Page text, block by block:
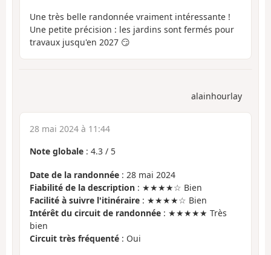
Une très belle randonnée vraiment intéressante !
Une petite précision : les jardins sont fermés pour
travaux jusqu'en 2027 😏
alainhourlay
28 mai 2024 à 11:44
Note globale : 4.3 / 5
Date de la randonnée : 28 mai 2024
Fiabilité de la description : ★★★★☆ Bien
Facilité à suivre l'itinéraire : ★★★★☆ Bien
Intérêt du circuit de randonnée : ★★★★★ Très
bien
Circuit très fréquenté : Oui